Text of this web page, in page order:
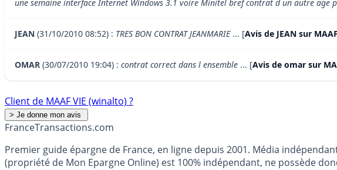
une semaine interface Internet Windows 3.1 voire Minitel bref contrat d un autre age
JEAN (31/10/2010 08:52) : TRES BON CONTRAT JEANMARIE... [Avis de JEAN sur
OMAR (30/07/2010 19:04) : contrat correct dans l ensemble ... [Avis de omar sur
Client de MAAF VIE (winalto) ?
FranceTransactions.com
Premier guide épargne de France, en ligne depuis 2001. Média
(propriété de Mon Epargne Online) est 100% indépendant, ne possède